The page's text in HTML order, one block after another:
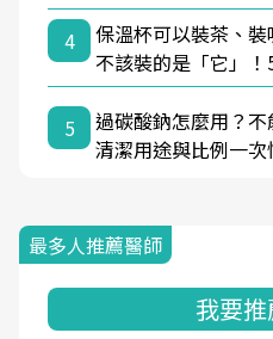
4
保溫杯可以裝茶、
不該裝的是「它」
5
過碳酸鈉怎麼用？
清潔用途與比例一次
最多人推薦醫師
我要